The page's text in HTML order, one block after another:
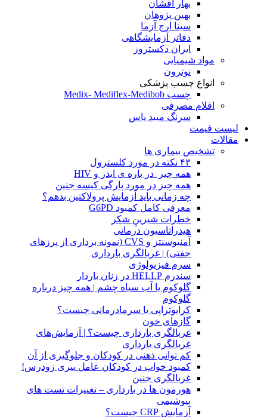
بهار افشان
بهین پژوهان
سینا ارج آزما
دفاتر آزمایشگاهی
ایران دکستروز
مواد شیمیایی
نوترون
انواع چسب پزشکی
چسب Medix- Mediflex-Medibob
اقلام مصرفی
سرنگ میبد یاس
لیست قیمت
مقالات
تشخیص بیماری ها
۴۳ نکته در مورد کلسترول
همه چیز در باره ی ایدز و HIV
همه چیز در مورد پارگی کیسه جنین
چه زمانی باید آزمایش پرولاکتین بدهم؟
معرفی کامل کمبود G6PD
خطرات شیرینِ شکر
هیدراتاسیون درمانی
آمنیوسنتز و CVS (نمونه برداری از پرزهای
جفتی) | غربالگری بارداری
سرم فیزیولوژی
سندرم HELLP در زنان باردار
گلوکوم یا آب سیاه چشم | همه چیز درباره
گلوکوم
کرایوتراپی یا سرمادرمانی چیست؟
گازهای خون
غربالگری بارداری چیست؟ | آزمایش‌های
غربالگری بارداری
کم توانی ذهنی در کودکان و جلوگیری از آن
کمبود خواب در کودکان عامل پیری زودرس!
غربالگری جنین
هورمون ها در بارداری – تغییرات تست های
بیوشیمی
آزمایش CRP چیست؟